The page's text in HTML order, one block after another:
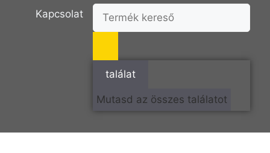
Kapcsolat
találat
Mutasd az összes találatot